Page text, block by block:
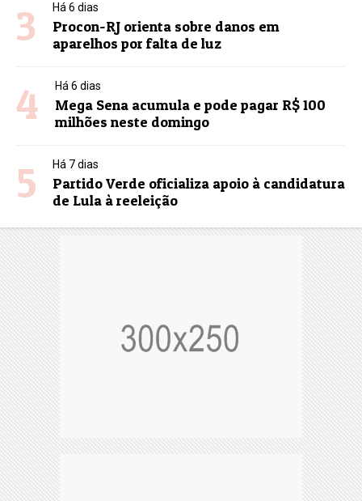
3 Há 6 dias
Procon-RJ orienta sobre danos em
aparelhos por falta de luz
4 Há 6 dias
Mega Sena acumula e pode pagar R$ 100
milhões neste domingo
5 Há 7 dias
Partido Verde oficializa apoio à candidatura
de Lula à reeleição